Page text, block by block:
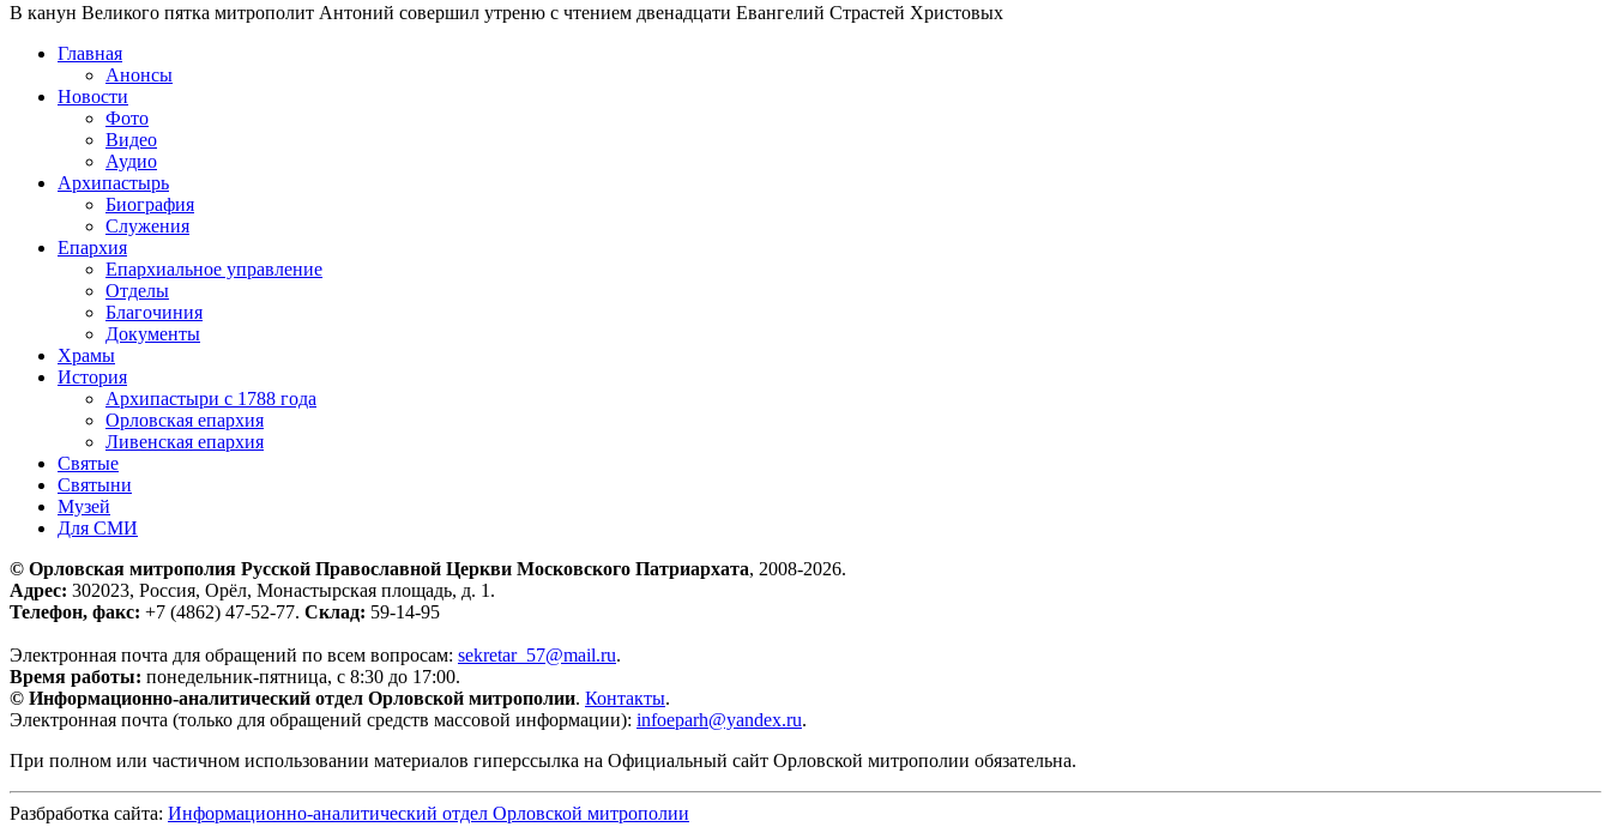
В канун Великого пятка митрополит Антоний совершил утреню с чтением двенадцати Евангелий Страстей Христовых
Главная
Анонсы
Новости
Фото
Видео
Аудио
Архипастырь
Биография
Служения
Епархия
Епархиальное управление
Отделы
Благочиния
Документы
Храмы
История
Архипастыри с 1788 года
Орловская епархия
Ливенская епархия
Святые
Святыни
Музей
Для СМИ
© Орловская митрополия Русской Православной Церкви Московского Патриархата, 2008-2026.
Адрес: 302023, Россия, Орёл, Монастырская площадь, д. 1.
Телефон, факс: +7 (4862) 47-52-77. Склад: 59-14-95
Электронная почта для обращений по всем вопросам: sekretar_57@mail.ru.
Время работы: понедельник-пятница, с 8:30 до 17:00.
© Информационно-аналитический отдел Орловской митрополии. Контакты.
Электронная почта (только для обращений средств массовой информации): infoeparh@yandex.ru.
При полном или частичном использовании материалов гиперссылка на Официальный сайт Орловской митрополии обязательна.
Разбработка сайта: Информационно-аналитический отдел Орловской митрополии